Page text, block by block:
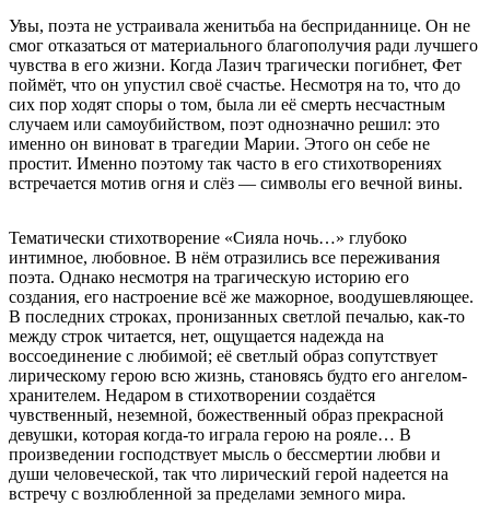
Увы, поэта не устраивала женитьба на бесприданнице. Он не
смог отказаться от материального благополучия ради лучшего
чувства в его жизни. Когда Лазич трагически погибнет, Фет
поймёт, что он упустил своё счастье. Несмотря на то, что до
сих пор ходят споры о том, была ли её смерть несчастным
случаем или самоубийством, поэт однозначно решил: это
именно он виноват в трагедии Марии. Этого он себе не
простит. Именно поэтому так часто в его стихотворениях
встречается мотив огня и слёз — символы его вечной вины.
Тематически стихотворение «Сияла ночь…» глубоко
интимное, любовное. В нём отразились все переживания
поэта. Однако несмотря на трагическую историю его
создания, его настроение всё же мажорное, воодушевляющее.
В последних строках, пронизанных светлой печалью, как-то
между строк читается, нет, ощущается надежда на
воссоединение с любимой; её светлый образ сопутствует
лирическому герою всю жизнь, становясь будто его ангелом-
хранителем. Недаром в стихотворении создаётся
чувственный, неземной, божественный образ прекрасной
девушки, которая когда-то играла герою на рояле… В
произведении господствует мысль о бессмертии любви и
души человеческой, так что лирический герой надеется на
встречу с возлюбленной за пределами земного мира.